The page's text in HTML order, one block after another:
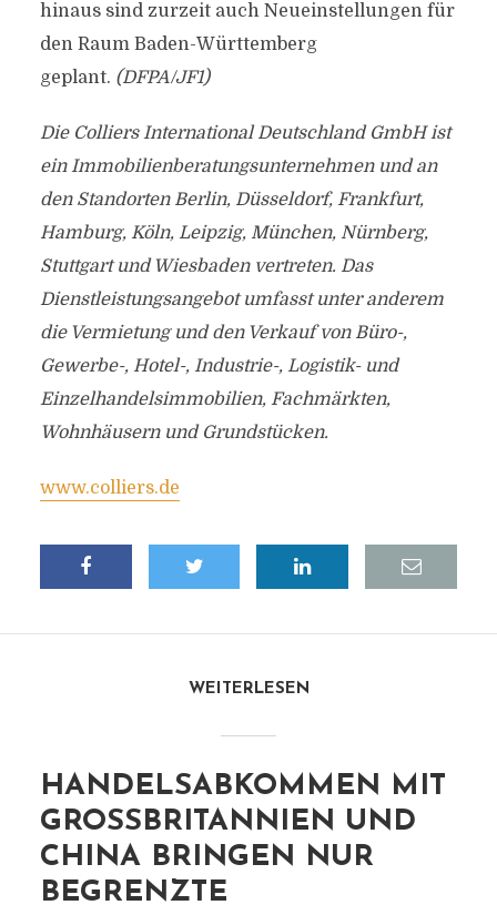
hinaus sind zurzeit auch Neueinstellungen für
den Raum Baden-Württemberg
geplant. (DFPA/JF1)
Die Colliers International Deutschland GmbH ist
ein Immobilienberatungsunternehmen und an
den Standorten Berlin, Düsseldorf, Frankfurt,
Hamburg, Köln, Leipzig, München, Nürnberg,
Stuttgart und Wiesbaden vertreten. Das
Dienstleistungsangebot umfasst unter anderem
die Vermietung und den Verkauf von Büro-,
Gewerbe-, Hotel-, Industrie-, Logistik- und
Einzelhandelsimmobilien, Fachmärkten,
Wohnhäusern und Grundstücken.
www.colliers.de
WEITERLESEN
HANDELSABKOMMEN MIT
GROSSBRITANNIEN UND C
HINA BRINGEN NUR B
EGRENZTE E